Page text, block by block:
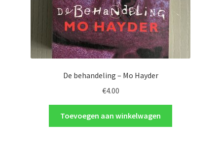
De behandeling – Mo Hayder
€4.00
Toevoegen aan winkelwagen